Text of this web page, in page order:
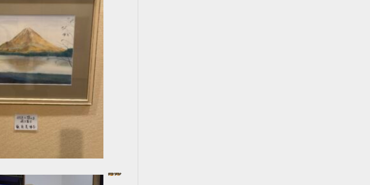
だんじりを作ろう！
In コース一覧
2024年10月4日